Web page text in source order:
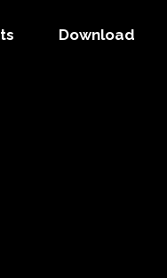
Download